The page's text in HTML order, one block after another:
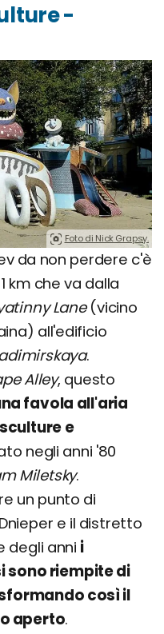
-
Foto di Nick Grapsy.
da non perdere c'è
km che va dalla
Lane(vicino
all'edificio
.
Alley, questo
favola all'aria
e
negli anni '80
Miletsky.
un punto di
e il distretto
degli anni i
sono riempite di
così il
aperto.